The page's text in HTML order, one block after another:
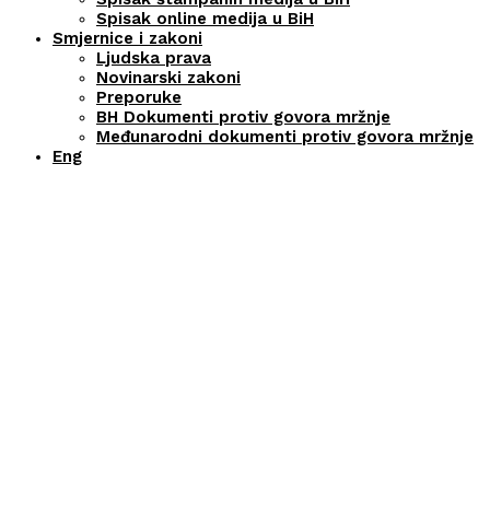
Spisak online medija u BiH
Smjernice i zakoni
Ljudska prava
Novinarski zakoni
Preporuke
BH Dokumenti protiv govora mržnje
Međunarodni dokumenti protiv govora mržnje
Eng